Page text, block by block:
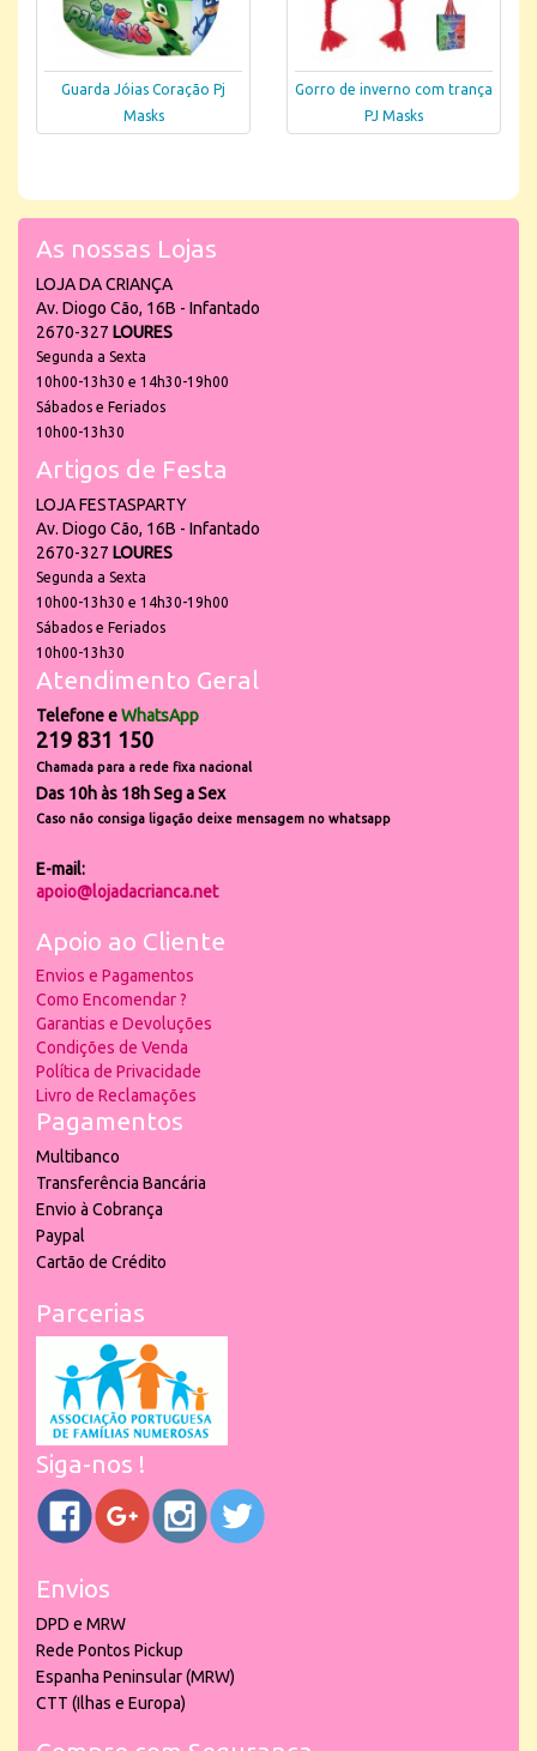
Guarda Jóias Coração Pj
Masks
Gorro de inverno com trança
PJ Masks
As nossas Lojas
LOJA DA CRIANÇA
Av. Diogo Cão, 16B - Infantado
2670-327 LOURES
Segunda a Sexta
10h00-13h30 e 14h30-19h00
Sábados e Feriados
10h00-13h30
Artigos de Festa
LOJA FESTASPARTY
Av. Diogo Cão, 16B - Infantado
2670-327 LOURES
Segunda a Sexta
10h00-13h30 e 14h30-19h00
Sábados e Feriados
10h00-13h30
Atendimento Geral
Telefone eWhatsApp
219 831 150
Chamada para a rede fixa nacional
Das 10h às 18h Seg a Sex
Caso não consiga ligação deixe mensagem no whatsapp
E-mail:
apoio@lojadacrianca.net
Apoio ao Cliente
Envios e Pagamentos
Como Encomendar ?
Garantias e Devoluções
Condições de Venda
Política de Privacidade
Livro de Reclamações
Pagamentos
Multibanco
Transferência Bancária
Envio à Cobrança
Paypal
Cartão de Crédito
Parcerias
Siga-nos !
Envios
DPD e MRW
Rede Pontos Pickup
Espanha Peninsular (MRW)
CTT (Ilhas e Europa)